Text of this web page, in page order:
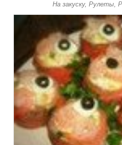
На закуску, Рулеты,